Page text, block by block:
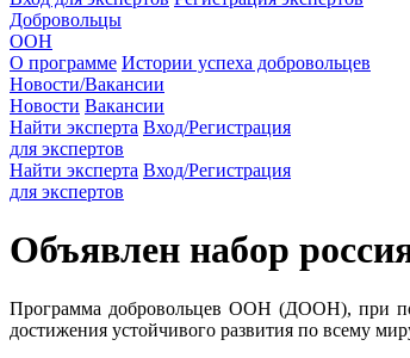
Добровольцы
ООН
О программе Истории успеха добровольцев
Новости/Вакансии
Новости Вакансии
Найти эксперта Вход/Регистрация
для экспертов
Найти эксперта Вход/Регистрация
для экспертов
Объявлен набор
Программа добровольцев ООН (ДООН), при
достижения устойчивого развития по всему